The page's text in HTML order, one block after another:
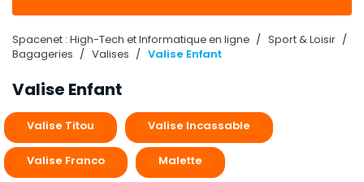
Spacenet : High-Tech et Informatique en ligne
Sport & Loisir
Bagageries
Valises Valise Enfant
Valise Enfant
Valise Titou Valise Incassable
Valise Franco Malette